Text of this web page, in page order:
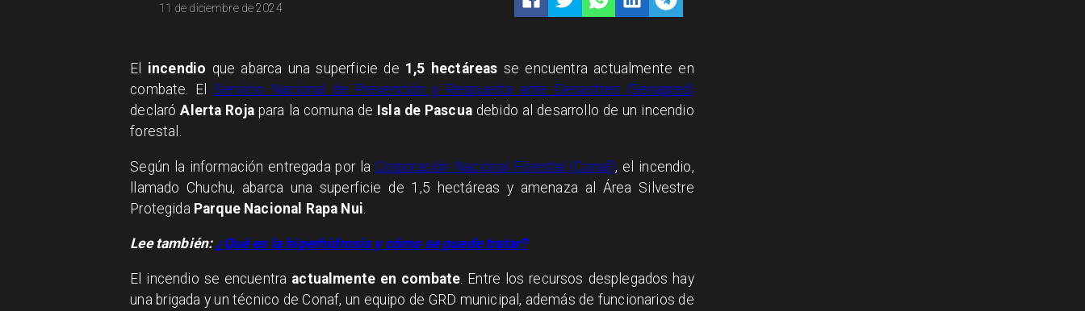
11 de diciembre de 2024
El incendio que abarca una superficie de 1,5 hectáreas se encuentra actualmente en
combate. El Servicio Nacional de Prevención y Respuesta ante Desastres (Senapred)
declaróAlerta Rojapara la comuna de Isla de Pascua debido al desarrollo de un incendio
forestal.
Según la información entregada por la Corporación Nacional Forestal (Conaf), el incendio,
llamado Chuchu, abarca una superficie de 1,5 hectáreas y amenaza al Área Silvestre
Protegida Parque Nacional Rapa Nui
Lee también:¿Qué es la hiperhidrosis y cómo se puede tratar?
El incendio se encuentra actualmente en combate . Entre los recursos desplegados hay
una brigada y un técnico de Conaf, un equipo de GRD municipal, además de funcionarios de